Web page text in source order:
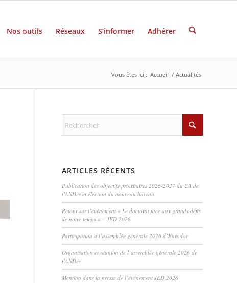
Nos outils Réseaux S’informer Adhérer
Vous êtes ici : Accueil / Actualités
ARTICLES RÉCENTS
Publication des objectifs prioritaires 2026-2027 du CA de
l’ANDès et élection du nouveau bureau
Retour sur l’événement « Le doctorat face aux grands défis
de notre temps » – JED 2026
Participation à l’assemblée générale 2026 d’Eurodoc
Organisation et réunion de l’assemblée générale 2026 de
l’ANDès
Mention dans la presse de l’événement JED 2026